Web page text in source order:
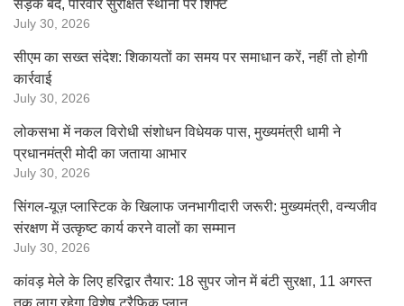
सड़कें बंद, परिवार सुरक्षित स्थानों पर शिफ्ट
July 30, 2026
सीएम का सख्त संदेश: शिकायतों का समय पर समाधान करें, नहीं तो होगी
कार्रवाई
July 30, 2026
लोकसभा में नकल विरोधी संशोधन विधेयक पास, मुख्यमंत्री धामी ने
प्रधानमंत्री मोदी का जताया आभार
July 30, 2026
सिंगल-यूज़ प्लास्टिक के खिलाफ जनभागीदारी जरूरी: मुख्यमंत्री, वन्यजीव
संरक्षण में उत्कृष्ट कार्य करने वालों का सम्मान
July 30, 2026
कांवड़ मेले के लिए हरिद्वार तैयार: 18 सुपर जोन में बंटी सुरक्षा, 11 अगस्त
तक लागू रहेगा विशेष ट्रैफिक प्लान